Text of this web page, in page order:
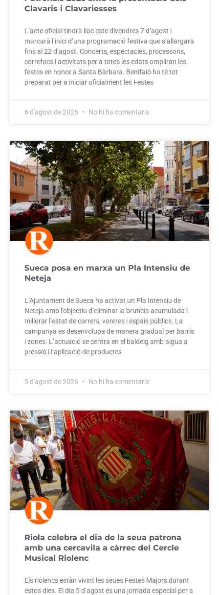
Clavaris i Clavariesses
L’acte oficial tindrà lloc este divendres 7 d’agost i
marcarà l’inici d’una programació festiva que s’allargarà
fins al 22 d’agost. Concerts, espectacles, processons,
correfocs i activitats per a totes les edats ompliran les
festes en honor a Santa Bàrbara. Benifaió ho té tot
preparat per a iniciar oficialment les Festes
6 d'agost de 2026 No hi ha comentaris
Sueca posa en marxa un Pla Intensiu de
Neteja
L’Ajuntament de Sueca ha activat un Pla Intensiu de
Neteja amb l’objectiu d’eliminar la brutícia acumulada i
millorar l’estat de carrers, voreres i espais públics. La
campanya es desenvolupa de manera gradual per barris
i zones. L’actuació se centra en el baldeig amb aigua a
pressió i l’aplicació de productes
5 d'agost de 2026 No hi ha comentaris
Riola celebra el dia de la seua patrona
amb una cercavila a càrrec del Cercle
Musical Riolenc
Els riolencs estàn vivint les seues Festes Majors durant
estos dies. El dia 5 d’agost és una jornada especial per a